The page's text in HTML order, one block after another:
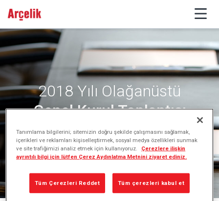
2018 Yılı Olağanüstü
Genel Kurul Toplantısı
Tanımlama bilgilerini; sitemizin doğru şekilde çalışmasını sağlamak,
içerikleri ve reklamları kişiselleştirmek, sosyal medya özellikleri sunmak
ve site trafiğimizi analiz etmek için kullanıyoruz.
Çerezlere ilişkin
ayrıntılı bilgi için lütfen Çerez Aydınlatma Metnini ziyaret ediniz.
Tüm Çerezleri Reddet Tüm çerezleri kabul et